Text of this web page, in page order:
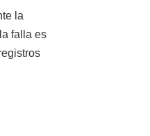
la
falla es